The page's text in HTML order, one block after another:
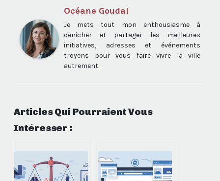
Océane Goudal
Je mets tout mon enthousiasme à
dénicher et partager les meilleures
initiatives, adresses et événements
troyens pour vous faire vivre la ville
autrement.
Articles Qui Pourraient Vous
Intéresser :